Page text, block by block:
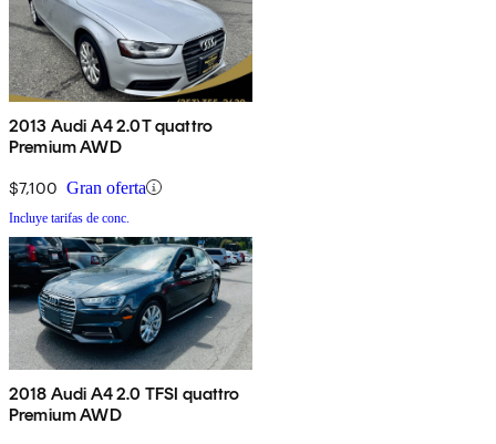
2013 Audi A4 2.0T quattro
Premium AWD
$7,100 Gran oferta
Incluye tarifas de conc.
2018 Audi A4 2.0 TFSI quattro
Premium AWD